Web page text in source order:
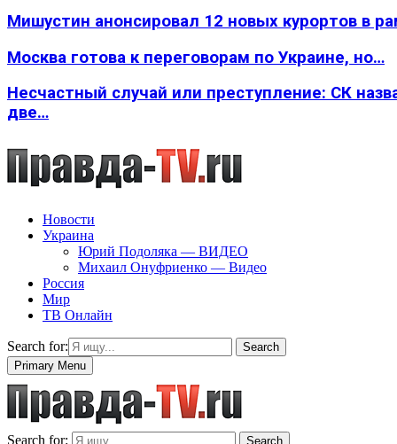
Мишустин анонсировал 12 новых курортов в
Москва готова к переговорам по Украине, но…
Несчастный случай или преступление: СК
две…
Новости
Украина
Юрий Подоляка — ВИДЕО
Михаил Онуфриенко — Видео
Россия
Мир
ТВ Онлайн
Search for:
Search
Primary Menu
Search for: Search